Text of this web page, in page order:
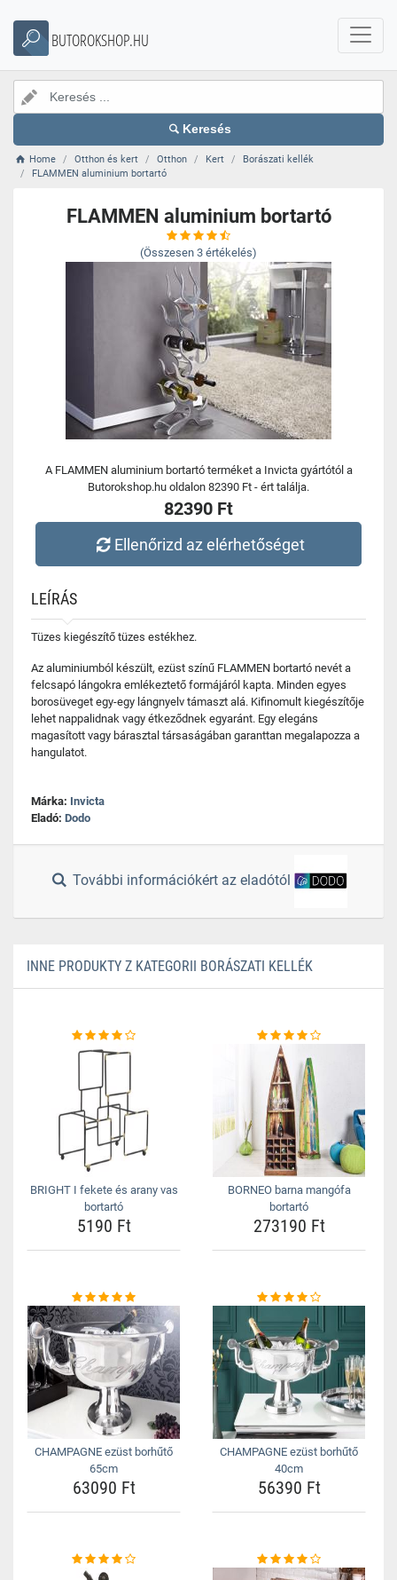
BUTOROKSHOP.HU
Keresés
Home Otthon és kert Otthon Kert
Borászati kellék
FLAMMEN aluminium bortartó
FLAMMEN aluminium bortartó
(Összesen 3 értékelés)
A FLAMMEN aluminium bortartó terméket a Invicta gyártótól a
Butorokshop.hu oldalon 82390 Ft - ért találja.
82390 Ft
Ellenőrizd az elérhetőséget
LEÍRÁS
Tüzes kiegészítő tüzes estékhez.
Az aluminiumból készült, ezüst színű FLAMMEN bortartó nevét a
felcsapó lángokra emlékeztető formájáról kapta. Minden egyes
borosüveget egy-egy lángnyelv támaszt alá. Kifinomult kiegészítője
lehet nappalidnak vagy étkeződnek egyaránt. Egy elegáns
magasított vagy bárasztal társaságában garanttan megalapozza a
hangulatot.
Márka: Invicta
Eladó: Dodo
További információkért az eladótól
INNE PRODUKTY Z KATEGORII BORÁSZATI KELLÉK
BRIGHT I fekete és arany vas
bortartó
5190 Ft
BORNEO barna mangófa
bortartó
273190 Ft
CHAMPAGNE ezüst borhűtő
65cm
63090 Ft
CHAMPAGNE ezüst borhűtő
40cm
56390 Ft